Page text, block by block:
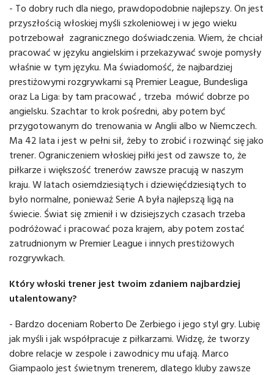
- To dobry ruch dla niego, prawdopodobnie najlepszy. On jest
przyszłością włoskiej myśli szkoleniowej i w jego wieku
potrzebował zagranicznego doświadczenia. Wiem, że chciał
pracować w języku angielskim i przekazywać swoje pomysły
właśnie w tym języku. Ma świadomość, że najbardziej
prestiżowymi rozgrywkami są Premier League, Bundesliga
oraz La Liga: by tam pracować , trzeba mówić dobrze po
angielsku. Szachtar to krok pośredni, aby potem być
przygotowanym do trenowania w Anglii albo w Niemczech.
Ma 42 lata i jest w pełni sił, żeby to zrobić i rozwinąć się jako
trener. Ograniczeniem włoskiej piłki jest od zawsze to, że
piłkarze i większość trenerów zawsze pracują w naszym
kraju. W latach osiemdziesiątych i dziewięćdziesiątych to
było normalne, ponieważ Serie A była najlepszą ligą na
świecie. Świat się zmienił i w dzisiejszych czasach trzeba
podróżować i pracować poza krajem, aby potem zostać
zatrudnionym w Premier League i innych prestiżowych
rozgrywkach.
Który włoski trener jest twoim zdaniem najbardziej
utalentowany?
- Bardzo doceniam Roberto De Zerbiego i jego styl gry. Lubię
jak myśli i jak współpracuje z piłkarzami. Widzę, że tworzy
dobre relacje w zespole i zawodnicy mu ufają. Marco
Giampaolo jest świetnym trenerem, dlatego kluby zawsze